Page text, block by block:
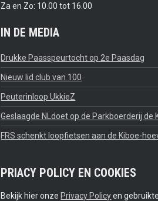
Za en Zo: 10.00 tot 16.00
IN DE MEDIA
Drukke Paasspeurtocht op 2e Paasdag
Nieuw lid club van 100
Peuterinloop UkkieZ
Geslaagde NLdoet op de Parkboerderij de
FRS schenkt loopfietsen aan de Kiboe-
PRIACY POLICY EN COOKIES
Bekijk hier onze Privacy Policyen